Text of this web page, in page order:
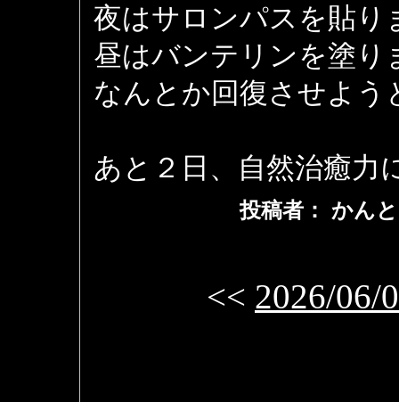
夜はサロンパスを貼り
昼はバンテリンを塗り
なんとか回復させよう
あと２日、自然治癒力
投稿者： かん
<< 2026/06/